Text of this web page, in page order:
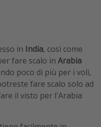
in India, così come
fare scalo in Arabia
poco di più per i voli,
fare scalo solo ad
il visto per l'Arabia